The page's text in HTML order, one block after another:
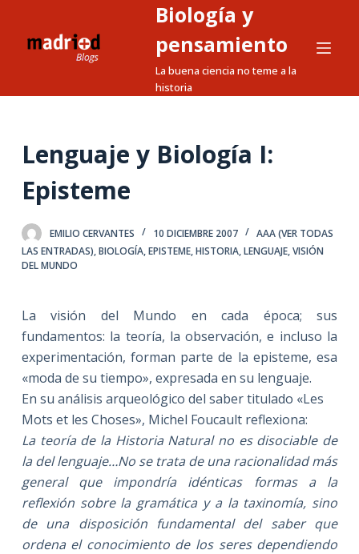
a
n
e
d
o
Biología y
pensamiento
La buena ciencia no teme a la
historia
Lenguaje y Biología I:
Episteme
EMILIO CERVANTES 10 DICIEMBRE 2007
AAA (VER TODAS
LAS ENTRADAS),BIOLOGÍA,EPISTEME,HISTORIA,LENGUAJE,VISIÓN
DEL MUNDO
La visión del Mundo en cada época; sus
fundamentos: la teoría, la observación, e incluso la
experimentación, forman parte de la episteme, esa
«moda de su tiempo», expresada en su lenguaje.
En su análisis arqueológico del saber titulado «Les
Mots et les Choses», Michel Foucault reflexiona:
La teoría de la Historia Natural no es disociable de
la del lenguaje…No se trata de una racionalidad más
general que impondría idénticas formas a la
reflexión sobre la gramática y a la taxinomía, sino
de una disposición fundamental del saber que
ordena el conocimiento de los seres dependiendo